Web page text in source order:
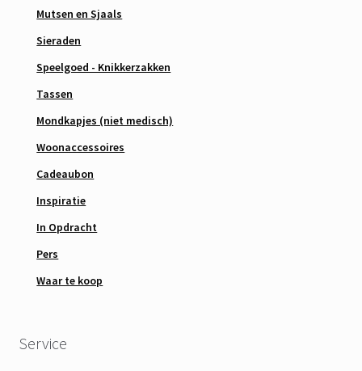
Mutsen en Sjaals
Sieraden
Speelgoed - Knikkerzakken
Tassen
Mondkapjes (niet medisch)
Woonaccessoires
Cadeaubon
Inspiratie
In Opdracht
Pers
Waar te koop
Service